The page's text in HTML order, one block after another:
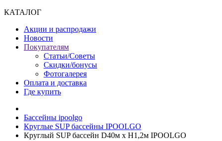
КАТАЛОГ
Акции и распродажи
Новости
Покупателям
Статьи/Советы
Скидки/бонусы
Фотогалерея
Оплата и доставка
Где купить
Бассейны ipoolgo
Круглые SUP бассейны IPOOLGO
Круглый SUP бассейн D40м х H1,2м IPOOLGO